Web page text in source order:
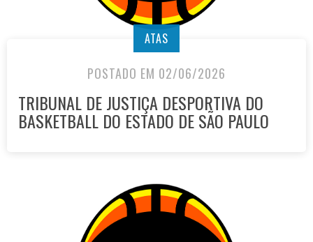
ATAS
POSTADO EM 02/06/2026
TRIBUNAL DE JUSTIÇA DESPORTIVA DO
BASKETBALL DO ESTADO DE SÃO PAULO